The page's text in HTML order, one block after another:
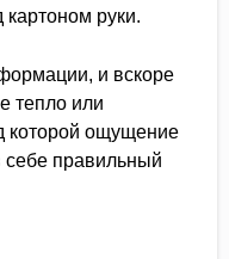
картоном руки.
и вскоре
тепло или
которой ощущение
себе правильный